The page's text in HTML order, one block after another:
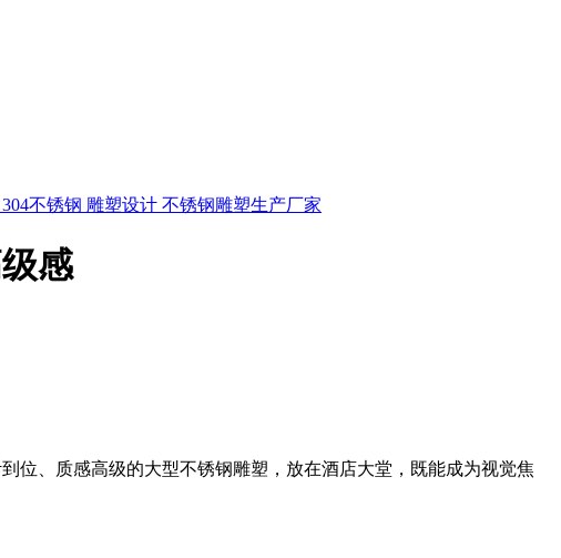
304不锈钢 雕塑设计 不锈钢雕塑生产厂家
感
位、质感高级的大型不锈钢雕塑，放在酒店大堂，既能成为视觉焦